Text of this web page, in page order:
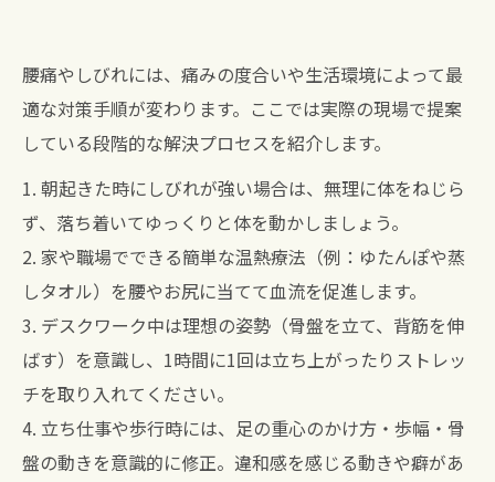
腰痛やしびれには、痛みの度合いや生活環境によって最
適な対策手順が変わります。ここでは実際の現場で提案
している段階的な解決プロセスを紹介します。
1. 朝起きた時にしびれが強い場合は、無理に体をねじら
ず、落ち着いてゆっくりと体を動かしましょう。
2. 家や職場でできる簡単な温熱療法（例：ゆたんぽや蒸
しタオル）を腰やお尻に当てて血流を促進します。
3. デスクワーク中は理想の姿勢（骨盤を立て、背筋を伸
ばす）を意識し、1時間に1回は立ち上がったりストレッ
チを取り入れてください。
4. 立ち仕事や歩行時には、足の重心のかけ方・歩幅・骨
盤の動きを意識的に修正。違和感を感じる動きや癖があ